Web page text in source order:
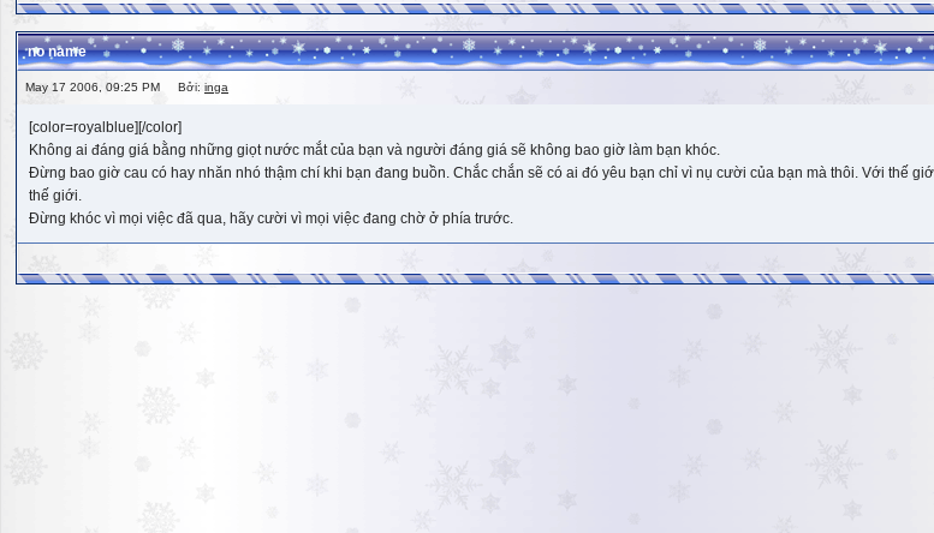
no name
May 17 2006, 09:25 PM Bởi: inga
[color=royalblue][/color]
Không ai đáng giá bằng những giọt nước mắt của bạn và người đáng giá sẽ không bao giờ làm bạn khóc.
Đừng bao giờ cau có hay nhăn nhó thậm chí khi bạn đang buồn. Chắc chắn sẽ có ai đó yêu bạn chỉ vì nụ cười của bạn mà thôi. Với thế
thế giới.
Đừng khóc vì mọi việc đã qua, hãy cười vì mọi việc đang chờ ở phía trước.